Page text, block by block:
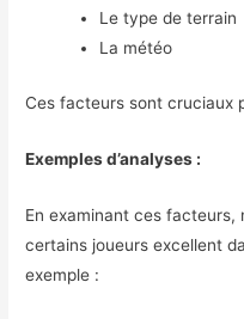
Le type de terrain
La météo
Ces facteurs sont cruciaux
Exemples d’analyses :
En examinant ces
certains joueurs excellent
exemple :